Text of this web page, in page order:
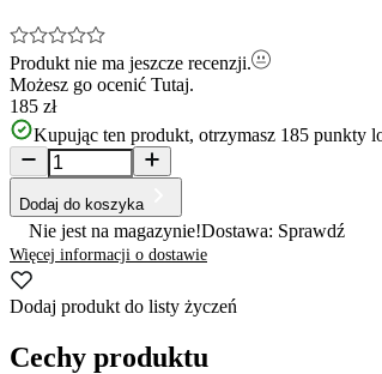
Produkt nie ma jeszcze recenzji.
Możesz go ocenić Tutaj.
185 zł
Kupując ten produkt, otrzymasz 185 punkty
Dodaj do koszyka
Nie jest na magazynie!Dostawa: Sprawdź
Więcej informacji o dostawie
Dodaj produkt do listy życzeń
Cechy produktu